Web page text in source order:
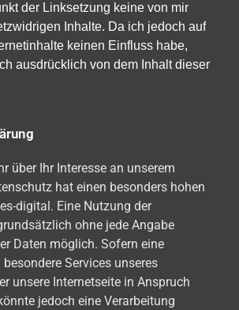
der Linksetzung keine von mir
Inhalte. Da ich jedoch auf
keinen Einfluss habe,
ausdrücklich von dem Inhalt dieser
über Ihr Interesse an unserem
hat einen besonders hohen
digital. Eine Nutzung der
ohne jede Angabe
Daten möglich. Sofern eine
Services unseres
unsere Internetseite in Anspruch
jedoch eine Verarbeitung